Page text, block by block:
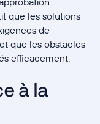
que les solutions
de
que les obstacles
efficacement.
à la